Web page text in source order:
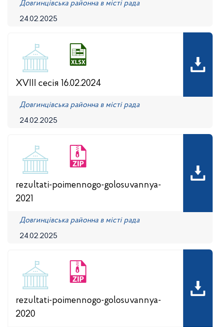
24.02.2025
Довгинцівська районна в місті рада
XVІІІ сесія 16.02.2024
24.02.2025
Довгинцівська районна в місті рада
rezultati-poimennogo-golosuvannya-
2021
24.02.2025
Довгинцівська районна в місті рада
rezultati-poimennogo-golosuvannya-
2020